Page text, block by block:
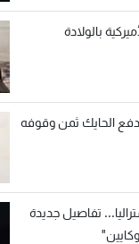
بالولادة
الحايك ثمن وقوفه
تفاصيل جديدة
شروط الإسـتخدام
سياسة الخصوصية